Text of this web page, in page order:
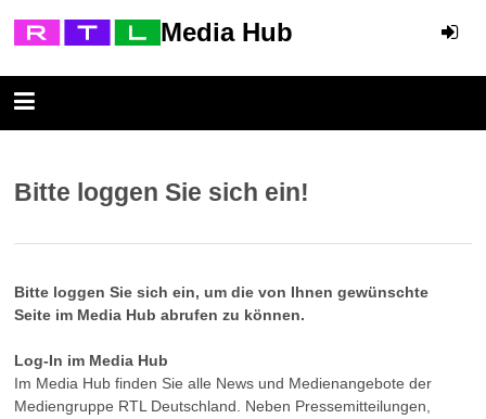
Media Hub
Bitte loggen Sie sich ein!
Bitte loggen Sie sich ein, um die von Ihnen gewünschte
Seite im Media Hub abrufen zu können.
Log-In im Media Hub
Im Media Hub finden Sie alle News und Medienangebote der
Mediengruppe RTL Deutschland. Neben Pressemitteilungen,